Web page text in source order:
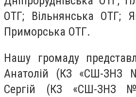
ОТГ; Вільнянська ОТГ;
Приморська ОТГ.
Нашу громаду
Анатолій (КЗ «СШ-ЗНЗ
Сергій (КЗ «СШ-ЗНЗ